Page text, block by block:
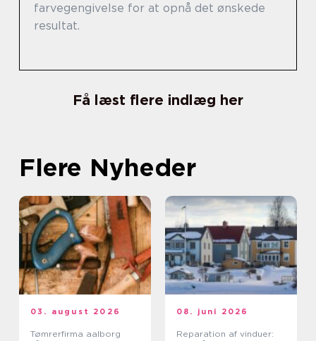
farvegengivelse for at opnå det ønskede
resultat.
Få læst flere indlæg her
Flere Nyheder
03. august 2026
Tømrerfirma aalborg
08. juni 2026
Reparation af vinduer: